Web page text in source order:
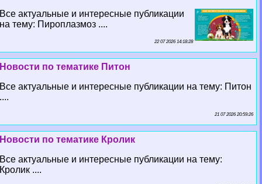
Все актуальные и интересные публикации
на тему: Пироплазмоз ....
22 07 2026 14:18:28
Новости по тематике Питон
Все актуальные и интересные публикации на тему: Питон
....
21 07 2026 20:59:26
Новости по тематике Кролик
Все актуальные и интересные публикации на тему:
Кролик ....